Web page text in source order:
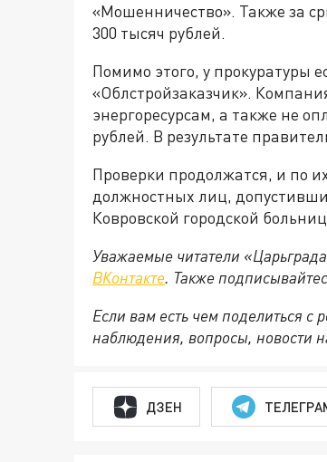
«Мошенничество». Также за
300 тысяч рублей.
Помимо этого, у прокуратуры
«Облстройзаказчик».
энергоресурсам, а также не
рублей. В результате
Проверки продолжатся, и по
должностных лиц,
Ковровской городской
Уважаемые читатели
ВКонтакте. Также
Если вам есть чем поделиться
наблюдения, вопросы, новости
ДЗЕН